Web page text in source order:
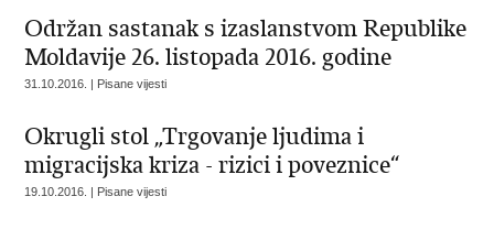
Održan sastanak s izaslanstvom Republike
Moldavije 26. listopada 2016. godine
31.10.2016. | Pisane vijesti
Okrugli stol „Trgovanje ljudima i
migracijska kriza - rizici i poveznice“
19.10.2016. | Pisane vijesti